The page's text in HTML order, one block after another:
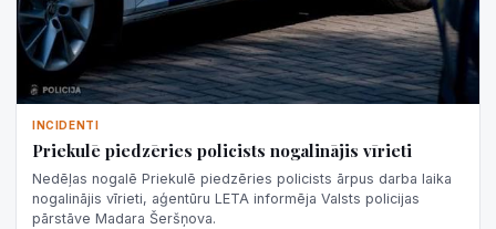
INCIDENTI
Priekulē piedzēries policists nogalinājis vīrieti
Nedēļas nogalē Priekulē piedzēries policists ārpus darba laika
nogalinājis vīrieti, aģentūru LETA informēja Valsts policijas
pārstāve Madara Šeršņova.